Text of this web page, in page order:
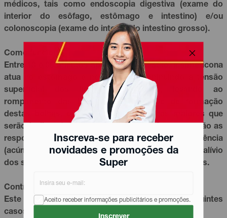
Inscreva-se para receber
novidades e promoções da
Super
Aceito receber informações publicitários e promoções.
Inscrever
médicos, tais como endoscopia digestiva (exame do
interior do esôfago, estômago e intestino) e/ou
colonoscopia (exame do interior do intestino grosso).
Como funciona
Entre 10 e 30 minutos após a sua ingestão, a simeticona
atua no estômago e no intestino, diminuindo a tensão
superficial dos líquidos digestivos, levando ao
rompimento das bolhas, à dificuldade de formação
destas bolhas, ou à formação de bolhas maiores que
serão facilmente expelidas. As bolhas dos gases são as
responsáveis pela dor abdominal e pela flatulência
(acúmulo de gases), e a sua eliminação resulta no alívio
dos sintomas associados com a retenção dos gases.
Contraindicações
Este medicamento é contraindicado nos seguintes
casos: